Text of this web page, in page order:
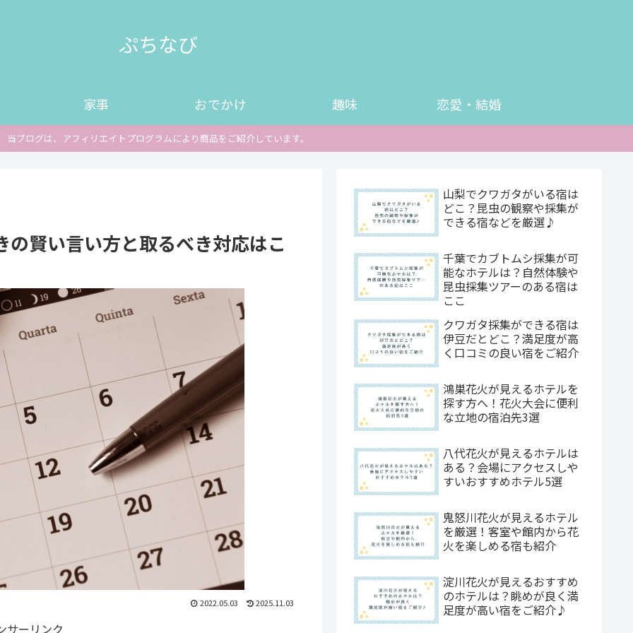
ぷちなび
家事 おでかけ 趣味 恋愛・結婚
当ブログは、アフィリエイトプログラムにより商品をご紹介しています。
賢い言い方と取るべき対応はこ
2022.05.03 2025.11.03
サーリンク
山梨でクワガタがいる宿は
どこ？昆虫の観察や採集が
できる宿などを厳選♪
千葉でカブトムシ採集が可
能なホテルは？自然体験や
昆虫採集ツアーのある宿は
ここ
クワガタ採集ができる宿は
伊豆だとどこ？満足度が高
く口コミの良い宿をご紹介
鴻巣花火が見えるホテルを
探す方へ！花火大会に便利
な立地の宿泊先3選
八代花火が見えるホテルは
ある？会場にアクセスしや
すいおすすめホテル5選
鬼怒川花火が見えるホテル
を厳選！客室や館内から花
火を楽しめる宿も紹介
淀川花火が見えるおすすめ
のホテルは？眺めが良く満
足度が高い宿をご紹介♪